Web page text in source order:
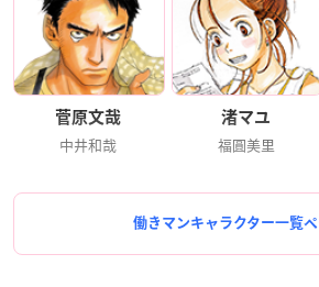
菅原文哉
中井和哉
渚マユ
福圓美里
働きマンキャラクター一覧